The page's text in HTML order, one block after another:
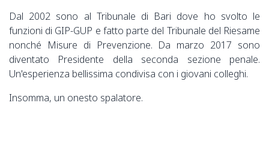
Dal 2002 sono al Tribunale di Bari dove ho svolto le
funzioni di GIP-GUP e fatto parte del Tribunale del Riesame
nonché Misure di Prevenzione. Da marzo 2017 sono
diventato Presidente della seconda sezione penale.
Un'esperienza bellissima condivisa con i giovani colleghi.
Insomma, un onesto spalatore.